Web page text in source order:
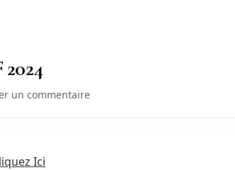
un commentairesur
Ici